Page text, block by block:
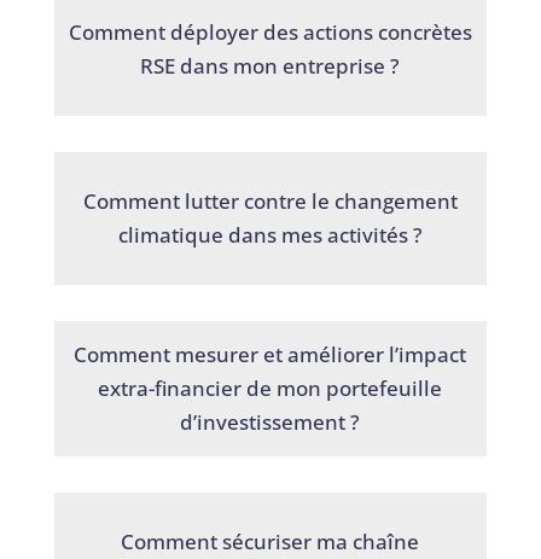
Comment déployer des actions concrètes
RSE dans mon entreprise ?
Comment lutter contre le changement
climatique dans mes activités ?
Comment mesurer et améliorer l’impact
extra-financier de mon portefeuille
d’investissement ?
Comment sécuriser ma chaîne